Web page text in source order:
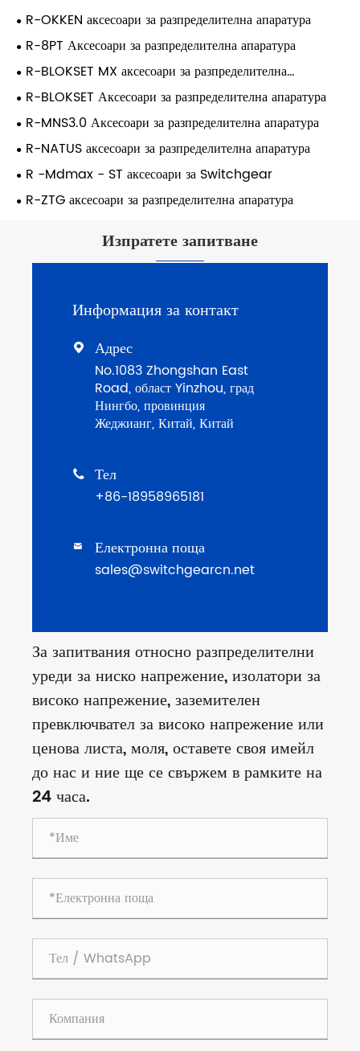
R-OKKEN аксесоари за разпределителна апаратура
R-8PT Аксесоари за разпределителна апаратура
R-BLOKSET MX аксесоари за разпределителна
апаратура
R-BLOKSET Аксесоари за разпределителна апаратура
R-MNS3.0 Аксесоари за разпределителна апаратура
R-NATUS аксесоари за разпределителна апаратура
R -Mdmax - ST аксесоари за Switchgear
R-ZTG аксесоари за разпределителна апаратура
Изпратете запитване
Информация за контакт
 Адрес
No.1083 Zhongshan East
Road, област Yinzhou, град
Нингбо, провинция
Жеджианг, Китай, Китай
 Тел
+86-18958965181
 Електронна поща
sales@switchgearcn.net
За запитвания относно разпределителни
уреди за ниско напрежение, изолатори за
високо напрежение, заземителен
превключвател за високо напрежение или
ценова листа, моля, оставете своя имейл
до нас и ние ще се свържем в рамките на
24 часа.